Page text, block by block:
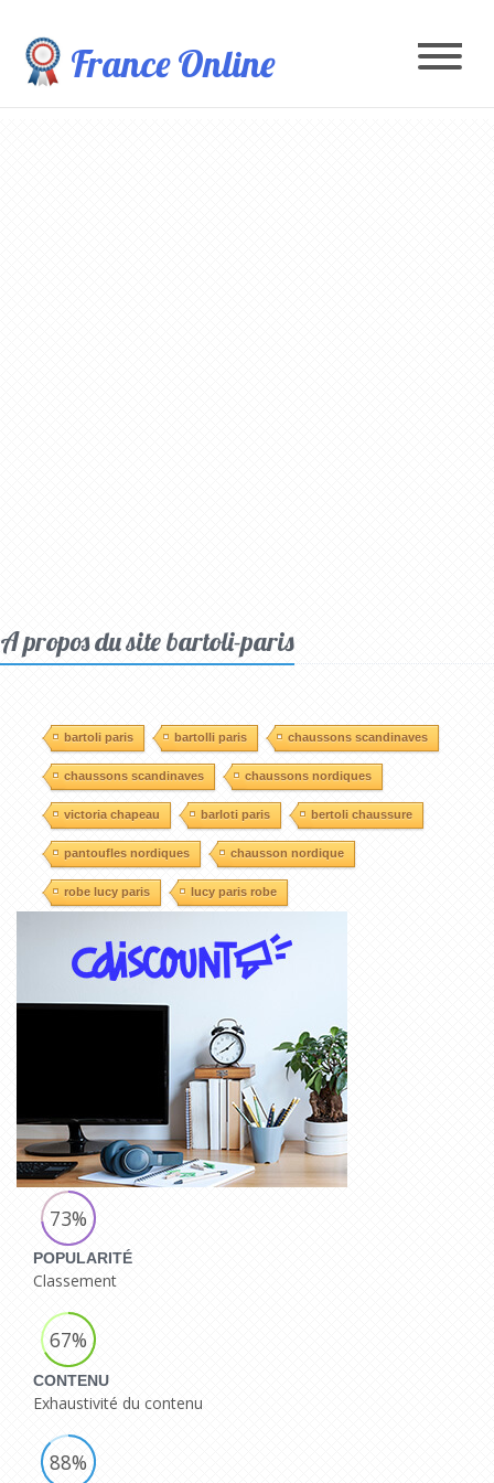
France Online
A propos du site bartoli-paris
bartoli paris bartolli paris chaussons scandinaves
chaussons scandinaves chaussons nordiques
victoria chapeau barloti paris bertoli chaussure
pantoufles nordiques chausson nordique
robe lucy paris lucy paris robe
73%
POPULARITÉ
Classement
67%
CONTENU
Exhaustivité du contenu
88%